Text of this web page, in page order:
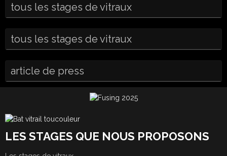
tous les stages de vitraux
tous les stages de vitraux
article de press
LES STAGES QUE NOUS PROPOSONS